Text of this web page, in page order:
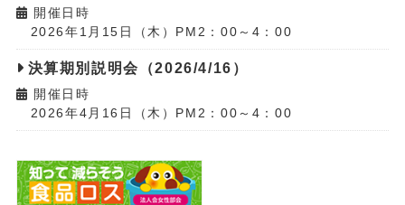
開催日時
2026年1月15日（木）PM2：00～4：00
決算期別説明会（2026/4/16）
開催日時
2026年4月16日（木）PM2：00～4：00